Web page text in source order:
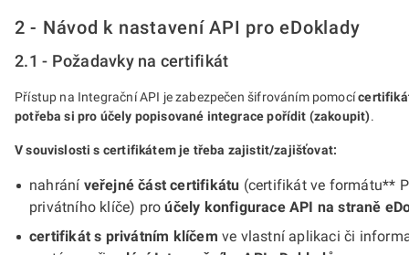
2 - Návod k nastavení API pro eDoklady
2.1 - Požadavky na certifikát
Přístup na Integrační API je zabezpečen šifrováním pomocí
potřeba si pro účely popisované integrace pořídit (zakoupit).
V souvislosti s certifikátem je třeba zajistit/zajišťovat:
nahrání veřejné část certifikátu (certifikát ve formátu**
privátního klíče) proúčely konfigurace API na straně
certifikát s privátním klíčem ve vlastní aplikaci či